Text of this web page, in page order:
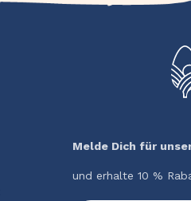
Melde Dich für
und erhalte 10 %